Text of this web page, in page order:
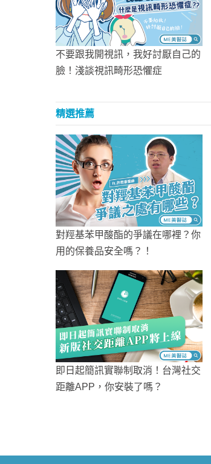
不要跟我開視訊，我好討厭自己的
臉！淺談視訊畸形恐懼症
精選推薦
對羥基苯甲酸酯的爭議在哪裡？你
用的保養品安全嗎？！
即日起簡訊實聯制取消！台灣社交
距離APP，你安裝了嗎？